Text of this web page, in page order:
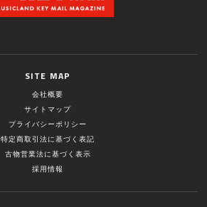
SITE MAP
会社概要
サイトマップ
プライバシーポリシー
特定商取引法に基づく表記
古物営業法に基づく表示
採用情報